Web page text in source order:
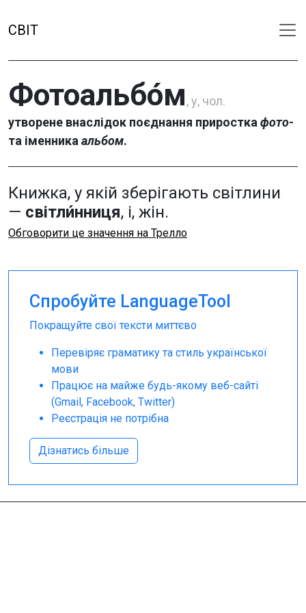
СВІТ
Фотоальбо́м, у, чол.
утворене внаслідок поєднання приростка фото-
та іменника альбом.
Книжка, у якій зберігають світлини
— світли́нниця, і, жін.
Обговорити це значення на Трелло
Спробуйте LanguageTool
Покращуйте свої тексти миттєво
Перевіряє граматику та стиль української
мови
Працює на майже будь-якому веб-сайті
(Gmail, Facebook, Twitter)
Реєстрація не потрібна
Дізнатись більше